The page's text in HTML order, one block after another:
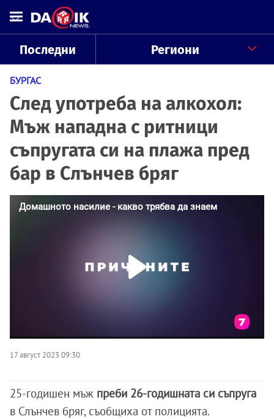
Последни Региони
БУРГАС
След употреба на алкохол:
Мъж нападна с ритници
съпругата си на плажа пред
бар в Слънчев бряг
17 август 2023 09:30
25-годишен мъж преби 26-годишната си съпруга
в Слънчев бряг, съобщиха от полицията.